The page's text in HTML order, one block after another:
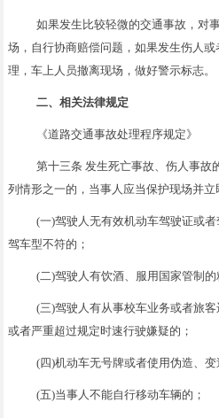
如果发生比较轻微的交通事故，对
场，自行协商赔偿问题，如果发生伤人
理，车上人员撤离现场，做好警示标志。
二、相关法律规定
《道路交通事故处理程序规定》
第十三条 发生死亡事故、伤人事故
列情形之一的，当事人应当保护现场并立
(一)驾驶人无有效机动车驾驶证或
驾车型不符的；
(二)驾驶人有饮酒、服用国家管制
(三)驾驶人有从事校车业务或者旅
或者严重超过规定时速行驶嫌疑的；
(四)机动车无号牌或者使用伪造、变
(五)当事人不能自行移动车辆的；